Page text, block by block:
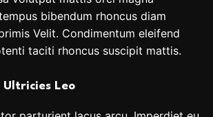
bibendum rhoncus diam
Velit. Condimentum eleifend
taciti rhoncus suscipit mattis.
Ultricies Leo